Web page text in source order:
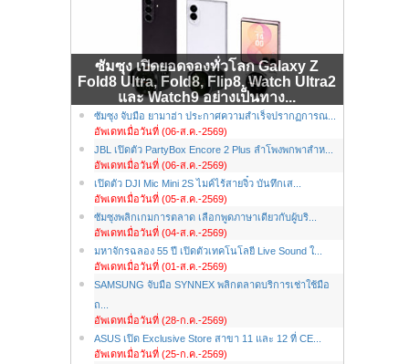
ซัมซุง เปิดยอดจองทั่วโลก Galaxy Z
Fold8 Ultra, Fold8, Flip8, Watch Ultra2
และ Watch9 อย่างเป็นทาง...
ซัมซุง จับมือ ยามาฮ่า ประกาศความสำเร็จปรากฏการณ...
อัพเดทเมื่อวันที่ (06-ส.ค.-2569)
JBL เปิดตัว PartyBox Encore 2 Plus ลำโพงพกพาสำห...
อัพเดทเมื่อวันที่ (06-ส.ค.-2569)
เปิดตัว DJI Mic Mini 2S ไมค์ไร้สายจิ๋ว บันทึกเส...
อัพเดทเมื่อวันที่ (05-ส.ค.-2569)
ซัมซุงพลิกเกมการตลาด เลือกพูดภาษาเดียวกับผู้บริ...
อัพเดทเมื่อวันที่ (04-ส.ค.-2569)
มหาจักรฉลอง 55 ปี เปิดตัวเทคโนโลยี Live Sound ใ...
อัพเดทเมื่อวันที่ (01-ส.ค.-2569)
SAMSUNG จับมือ SYNNEX พลิกตลาดบริการเช่าใช้มือ
ถ...
อัพเดทเมื่อวันที่ (28-ก.ค.-2569)
ASUS เปิด Exclusive Store สาขา 11 และ 12 ที่ CE...
อัพเดทเมื่อวันที่ (25-ก.ค.-2569)